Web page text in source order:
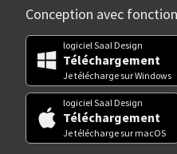
Conception avec
logiciel Saal Design
Téléchargement
Je télécharge sur Windows
logiciel Saal Design
Téléchargement
Je télécharge sur macOS